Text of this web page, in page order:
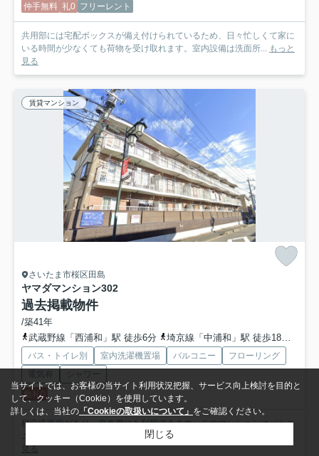
仲手無料 礼0 フリーレント
共用部には宅配ボックスが備え付けられているため、日々忙しくて家に
いる時間が少なくても荷物を受け取れます。室内設備は洗面所...
もっと
見る
賃貸マンション
さいたま市桜区田島
ヤマダマンション302
過去掲載物件
/築41年
武蔵野線「西浦和」駅 徒歩6分
埼京線「中浦和」駅 徒歩18分
バス・トイレ別 室内洗濯機置場 バルコニー
フローリング
電気有
シャワー
敷礼0
独立洗面所があり、身支度にも利用できます。このマンションはバルコ
ニー付きで、用途に合わせて使用できます。クローゼット付き...
見る
当サイトでは、お客様の当サイト利用状況把握、サービス向上検討を目的と
して、クッキー（Cookie）を使用しています。
詳しくは、当社の 「Cookieの取扱いについて」 をご確認ください。
閉じる